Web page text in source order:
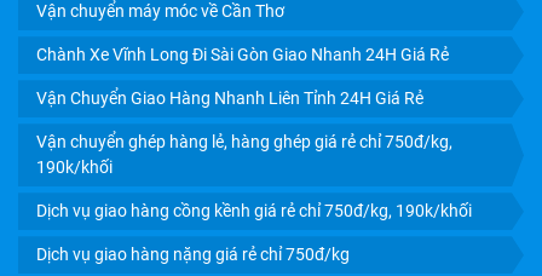
Vận chuyển máy móc về Cần Thơ
Chành Xe Vĩnh Long Đi Sài Gòn Giao Nhanh 24H Giá Rẻ
Vận Chuyển Giao Hàng Nhanh Liên Tỉnh 24H Giá Rẻ
Vận chuyển ghép hàng lẻ, hàng ghép giá rẻ chỉ 750đ/kg,
190k/khối
Dịch vụ giao hàng cồng kềnh giá rẻ chỉ 750đ/kg, 190k/khối
Dịch vụ giao hàng nặng giá rẻ chỉ 750đ/kg